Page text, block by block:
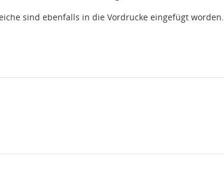
sind ebenfalls in die Vordrucke eingefügt worden.